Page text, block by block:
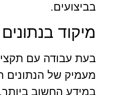
בביצועים.
מיקוד
בעת עבודה עם
במידע החשוב